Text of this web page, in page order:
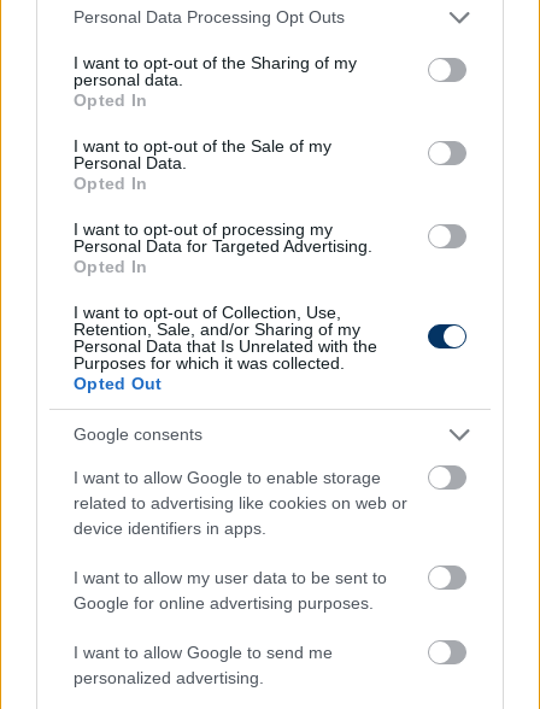
Please note that this website/app uses one or more Google
not limited to your visit or usage behaviour. You may click to
grant or deny consent to Google and its third-party tags to
use your data for below specified purposes in below Google
consent section.
Personal Data Processing Opt Outs
I want to opt-out of the Sharing of my
personal data.
Opted In
I want to opt-out of the Sale of my
Personal Data.
Opted In
I want to opt-out of processing my
Personal Data for Targeted Advertising.
Opted In
I want to opt-out of Collection, Use,
Retention, Sale, and/or Sharing of my
Personal Data that Is Unrelated with the
Purposes for which it was collected.
Opted Out
Google consents
I want to allow Google to enable storage
related to advertising like cookies on web or
device identifiers in apps.
I want to allow my user data to be sent to
Google for online advertising purposes.
I want to allow Google to send me
personalized advertising.
Tatbánya (NB III)-Soroksár (NB II) 0-2
A 15.00-s meccsekről alább olvashatsz
Olvastad már?
Magyar Kupa: A Loki kettőt, az ETO
hármat, a Paks ötöt rúgott, egy NB I-
es csapat túlórázott - a 15.00-s
meccsek eredményei
Így alakultak/alakulnak a 15.00-kor kezdődött Magyar